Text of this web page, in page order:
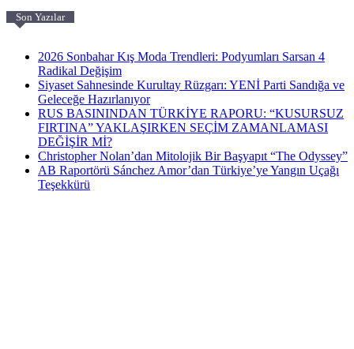
Son Yazılar
2026 Sonbahar Kış Moda Trendleri: Podyumları Sarsan 4
Radikal Değişim
Siyaset Sahnesinde Kurultay Rüzgarı: YENİ Parti Sandığa ve
Geleceğe Hazırlanıyor
RUS BASININDAN TÜRKİYE RAPORU: “KUSURSUZ
FIRTINA” YAKLAŞIRKEN SEÇİM ZAMANLAMASI
DEĞİŞİR Mİ?
Christopher Nolan’dan Mitolojik Bir Başyapıt “The Odyssey”
AB Raportörü Sánchez Amor’dan Türkiye’ye Yangın Uçağı
Teşekkürü